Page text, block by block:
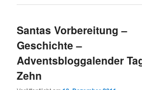
Santas Vorbereitung –
Geschichte –
Adventsbloggalender
Zehn